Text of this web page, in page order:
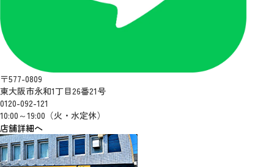
〒577-0809
東大阪市永和1丁目26番21号
0120-092-121
10:00～19:00（火・水定休）
店舗詳細へ